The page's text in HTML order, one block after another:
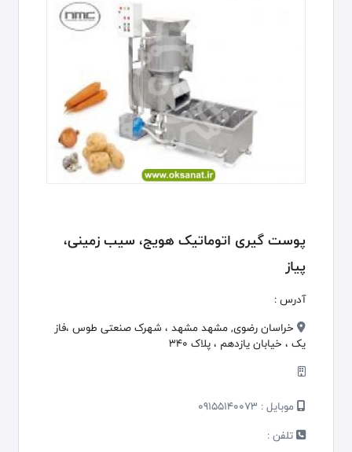
پوست گیری اتوماتیک هویج، سیب زمینی،
پیاز
آدرس :
خراسان رضوی, مشهد مشهد ، شهرک صنعتی طوس ،فاز
یک ، خیابان یازدهم ، پلاک 340
موبایل : 09155140073
تلفن :